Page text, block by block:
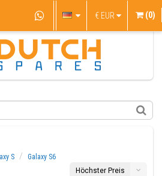
€ EUR (0)
S
Galaxy S6
Höchster Preis